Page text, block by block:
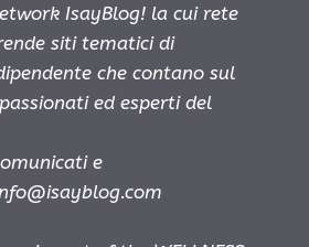
IsayBlog! la cui rete
siti tematici di
che contano sul
ed esperti del
e